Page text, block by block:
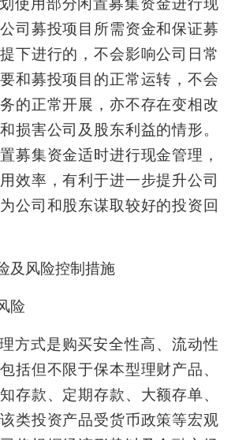
司募投项目所需资金和保证募
下进行的，不会影响公司日常
和募投项目的正常运转，不会
的正常开展，亦不存在变相改
损害公司及股东利益的情形。
募集资金适时进行现金管理，
效率，有利于进一步提升公司
公司和股东谋取较好的投资回
及风险控制措施
险
方式是购买安全性高、流动性
括但不限于保本型理财产品、
存款、定期存款、大额存单、
类投资产品受货币政策等宏观